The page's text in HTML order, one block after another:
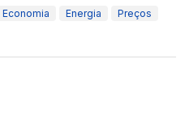
Economia Energia Preços